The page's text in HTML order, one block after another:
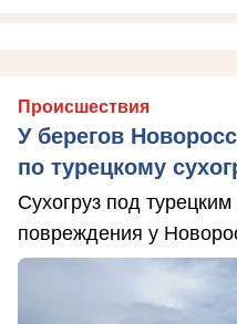
Происшествия
У берегов
по турецкому
Сухогруз под
повреждения у